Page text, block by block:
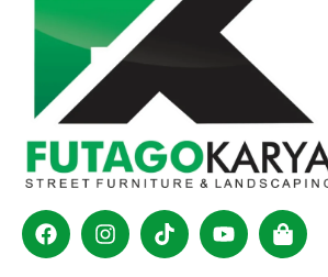
FacebookInstagram
TiktokYoutube
bag